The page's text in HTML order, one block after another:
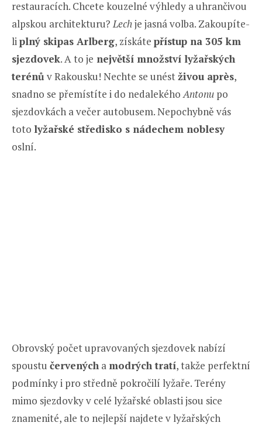
restauracích. Chcete kouzelné výhledy a uhrančivou
alpskou architekturu?Lechje jasná volba. Zakoupíte-
liplný skipas Arlberg, získáte přístup na 305 km
sjezdovek. A to je největší množství lyžařských
terénův Rakousku! Nechte se unéstživou après,
snadno se přemístíte i do nedalekéhoAntonu po
sjezdovkách a večer autobusem. Nepochybně vás
toto lyžařské středisko s nádechem noblesy
oslní.
Obrovský počet upravovaných sjezdovek nabízí
spoustu červených a modrých tratí, takže perfektní
podmínky i pro středně pokročilí lyžaře. Terény
mimo sjezdovky v celé lyžařské oblasti jsou sice
znamenité, ale to nejlepší najdete v lyžařských